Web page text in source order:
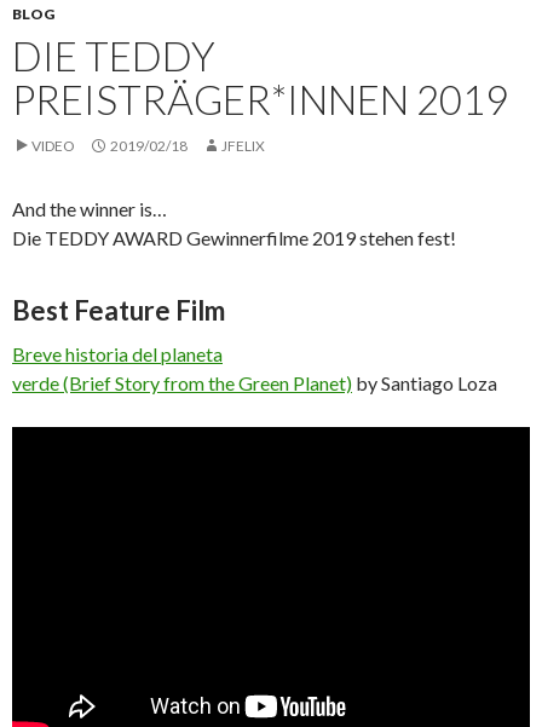
BLOG
DIE TEDDY
PREISTRÄGER*INNEN 2019
VIDEO 2019/02/18 JFELIX
And the winner is…
Die TEDDY AWARD Gewinnerfilme 2019 stehen fest!
Best Feature Film
Breve historia del planeta
verde (Brief Story from the Green Planet) by Santiago Loza